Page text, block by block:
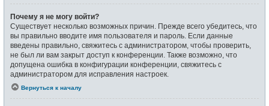
Почему я не могу войти?
Существует несколько возможных причин. Прежде всего убедитесь, что
вы правильно вводите имя пользователя и пароль. Если данные
введены правильно, свяжитесь с администратором, чтобы проверить,
не был ли вам закрыт доступ к конференции. Также возможно, что
допущена ошибка в конфигурации конференции, свяжитесь с
администратором для исправления настроек.
Вернуться к началу